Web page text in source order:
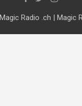
Magic Radio .ch | Magic